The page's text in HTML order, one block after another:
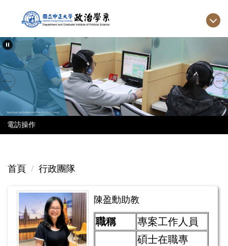
主
要
內
容
區
電訪操作
首頁 行政團隊
陳盈勳助教
職稱 專案工作人員
碩士在職專